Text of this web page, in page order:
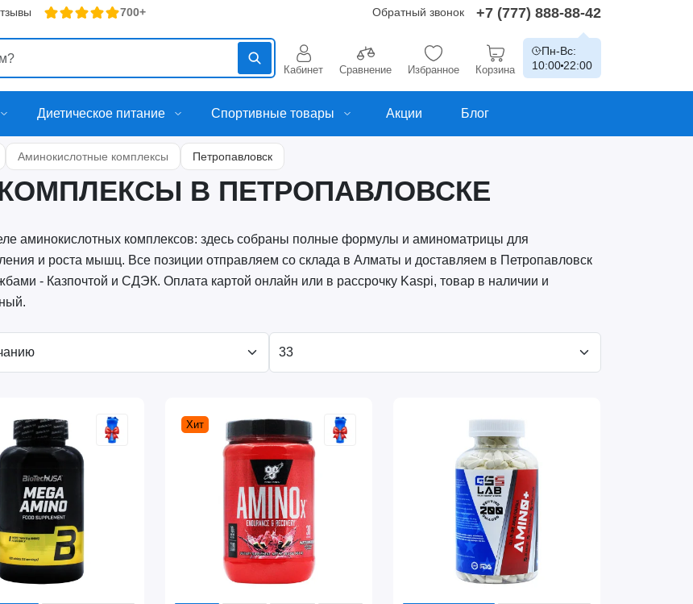
700+ Обратный звонок +7 (777) 888-88-42
Кабинет Сравнение Избранное Корзина
Пн-Вс:
10:00 22:00
Диетическое питание Спортивные товары Акции Блог
Аминокислотные комплексы Петропавловск
В ПЕТРОПАВЛОВСКЕ
аминокислотных комплексов: здесь собраны полные формулы и аминоматрицы для
и роста мышц. Все позиции отправляем со склада в Алматы и доставляем в Петропавловск
- Казпочтой и СДЭК. Оплата картой онлайн или в рассрочку Kaspi, товар в наличии и
Хит